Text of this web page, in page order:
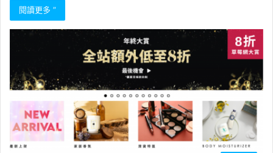
閱讀更多 ”